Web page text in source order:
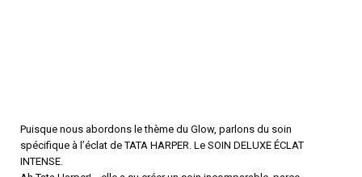
Puisque nous abordons le thème du Glow, parlons du soin
spécifique à l’éclat de TATA HARPER. Le SOIN DELUXE ÉCLAT
INTENSE.